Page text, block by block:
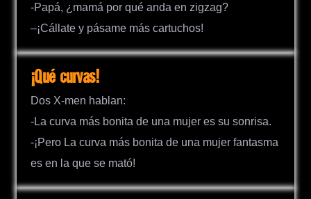
-Papá, ¿mamá por qué anda en zigzag?
–¡Cállate y pásame más cartuchos!
¡Qué curvas!
Dos X-men hablan:
-La curva más bonita de una mujer es su sonrisa.
-¡Pero La curva más bonita de una mujer fantasma
es en la que se mató!